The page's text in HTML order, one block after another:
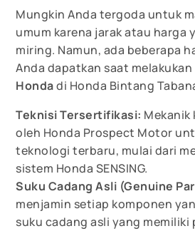
Mungkin Anda tergoda untuk
umum karena jarak atau harga
miring. Namun, ada beberapa
Anda dapatkan saat melakukan
Hondadi Honda Bintang
Teknisi Tersertifikasi: Mekanik
oleh Honda Prospect Motor
teknologi terbaru, mulai dari
sistem Honda SENSING.
Suku Cadang Asli (Genuine
menjamin setiap komponen
suku cadang asli yang